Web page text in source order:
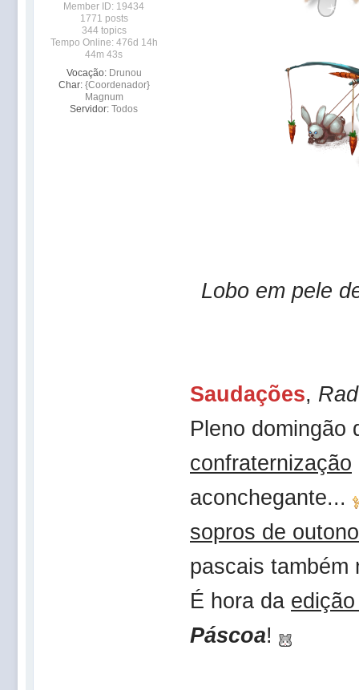
Member ID: 19434
1771 posts
344 topics
Tempo Online: 476d 14h
44m 43s
Vocação: Drunou
Char: {Coordenador}
Magnum
Servidor: Todos
Lobo em pele
Saudações,
Pleno domingão
confraternização
aconchegante...
sopros de outono
pascais
É hora da
Páscoa!